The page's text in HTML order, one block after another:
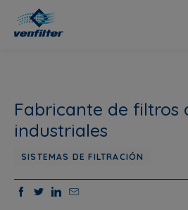
Fabricante de filtros
industriales
SISTEMAS DE FILTRACIÓN